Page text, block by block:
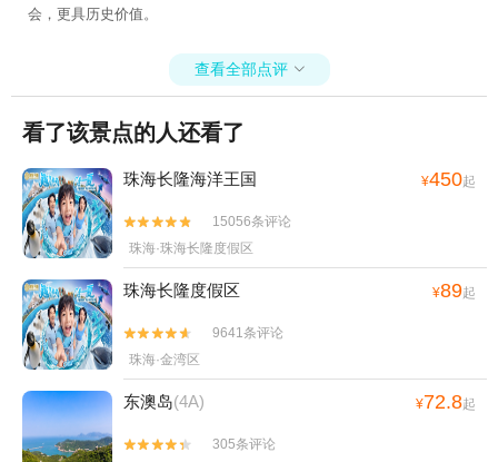
会，更具历史价值。
查看全部点评 
看了该景点的人还看了
珠海长隆海洋王国 ¥450起


15056条评论
珠海·珠海长隆度假区
珠海长隆度假区 ¥89起


9641条评论
珠海·金湾区
东澳岛(4A) ¥72.8起

 305条评论